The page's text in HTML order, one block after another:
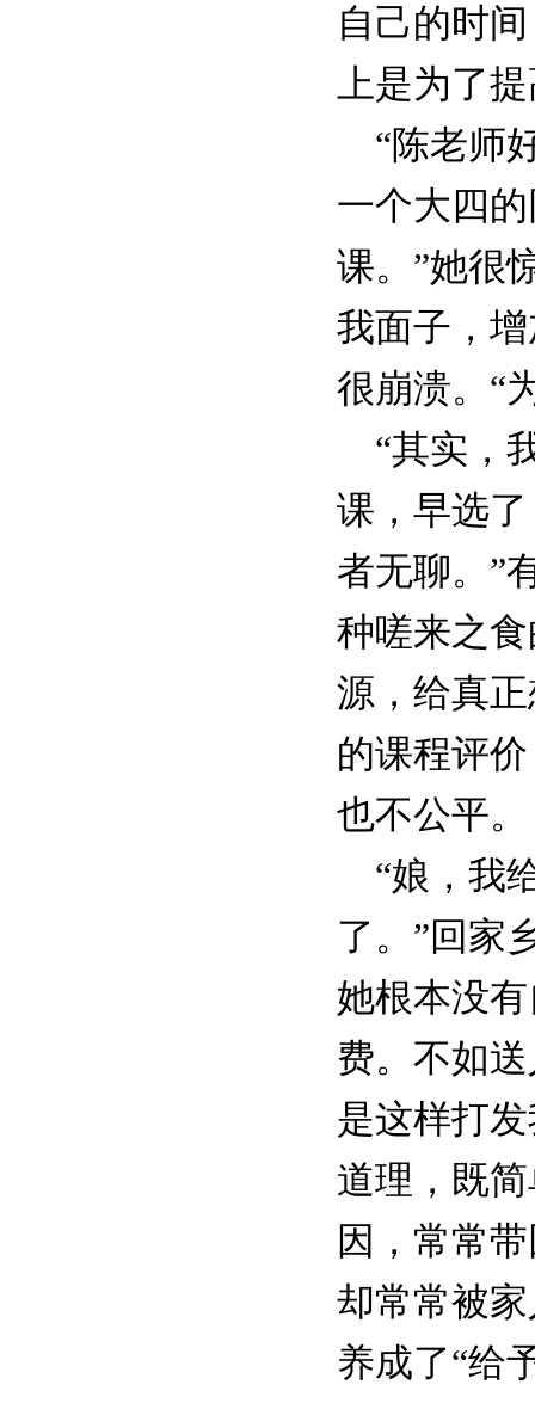
自己的时
上是为了
“陈老师
一个大四
课。”她很
我面子，
很崩溃。“
“其实，
课，早选
者无聊。”
种嗟来之
源，给真
的课程评
也不公平。
“娘，我
了。”回家
她根本没
费。不如
是这样打
道理，既
因，常常
却常常被
养成了“给